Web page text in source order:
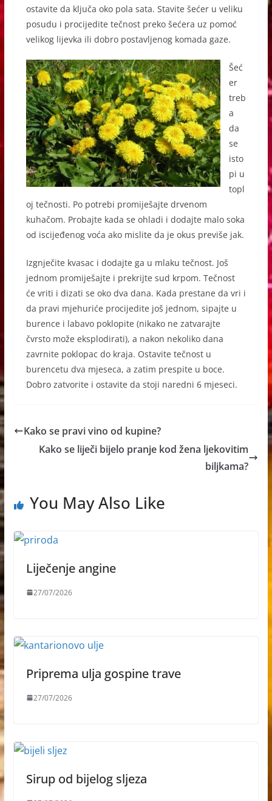
ostavite da ključa oko pola sata. Stavite šećer u veliku
posudu i procijedite tečnost preko šećera uz pomoć
velikog lijevka ili dobro postavljenog komada gaze.
Šeć
er
treb
a
da
se
isto
pi u
topl
oj tečnosti. Po potrebi promiješajte drvenom
kuhačom. Probajte kada se ohladi i dodajte malo soka
od iscijeđenog voća ako mislite da je okus previše jak.
Izgnječite kvasac i dodajte ga u mlaku tečnost. Još
jednom promiješajte i prekrijte sud krpom. Tečnost
će vriti i dizati se oko dva dana. Kada prestane da vri i
da pravi mjehuriće procijedite još jednom, sipajte u
burence i labavo poklopite (nikako ne zatvarajte
čvrsto može eksplodirati), a nakon nekoliko dana
zavrnite poklopac do kraja. Ostavite tečnost u
burencetu dva mjeseca, a zatim prespite u boce.
Dobro zatvorite i ostavite da stoji naredni 6 mjeseci.
Kako se pravi vino od kupine?
Kako se liječi bijelo pranje kod žena ljekovitim
biljkama?
You May Also Like
Liječenje angine
27/07/2026
Priprema ulja gospine trave
27/07/2026
Sirup od bijelog sljeza